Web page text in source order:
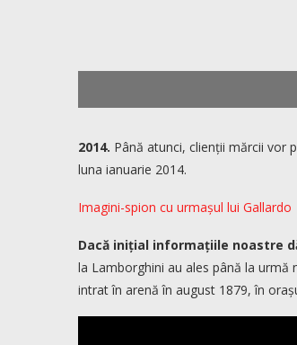
2014. Până atunci, clienții mărcii vor
luna ianuarie 2014.
Imagini-spion cu urmașul lui Gallardo
Dacă inițial informațiile noastre
la Lamborghini au ales până la urmă
intrat în arenă în august 1879, în